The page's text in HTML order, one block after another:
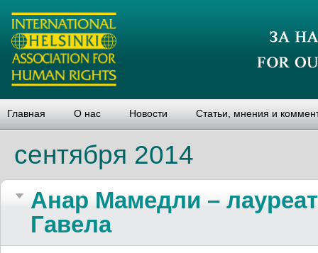
Главная О нас Новости Статьи, мнения и
сентября 2014
Анар Мамедли –
Гавела